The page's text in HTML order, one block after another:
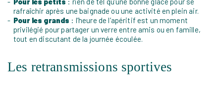
rafraîchir après une baignade ou une activité en plein air.
Pour les grands : l’heure de l’apéritif est un moment
privilégié pour partager un verre entre amis ou en famille,
tout en discutant de la journée écoulée.
Les retransmissions sportives